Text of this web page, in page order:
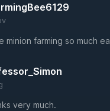
minion farming so much
very much.